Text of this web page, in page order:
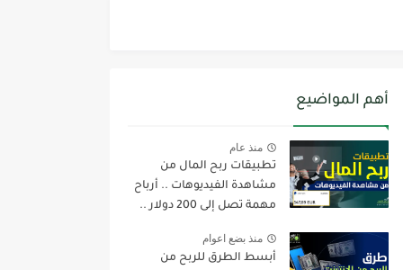
أهم المواضيع
منذ عام
تطبيقات ربح المال من
مشاهدة الفيديوهات .. أرباح
مهمة تصل إلى 200 دولار ..
منذ بضع اعوام
أبسط الطرق للربح من